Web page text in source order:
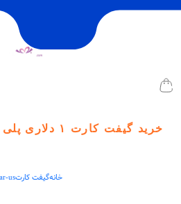
خرید گیفت کارت ۱ دلاری پلی استیشن آمریکا PSN
خانهگیفت کارتus